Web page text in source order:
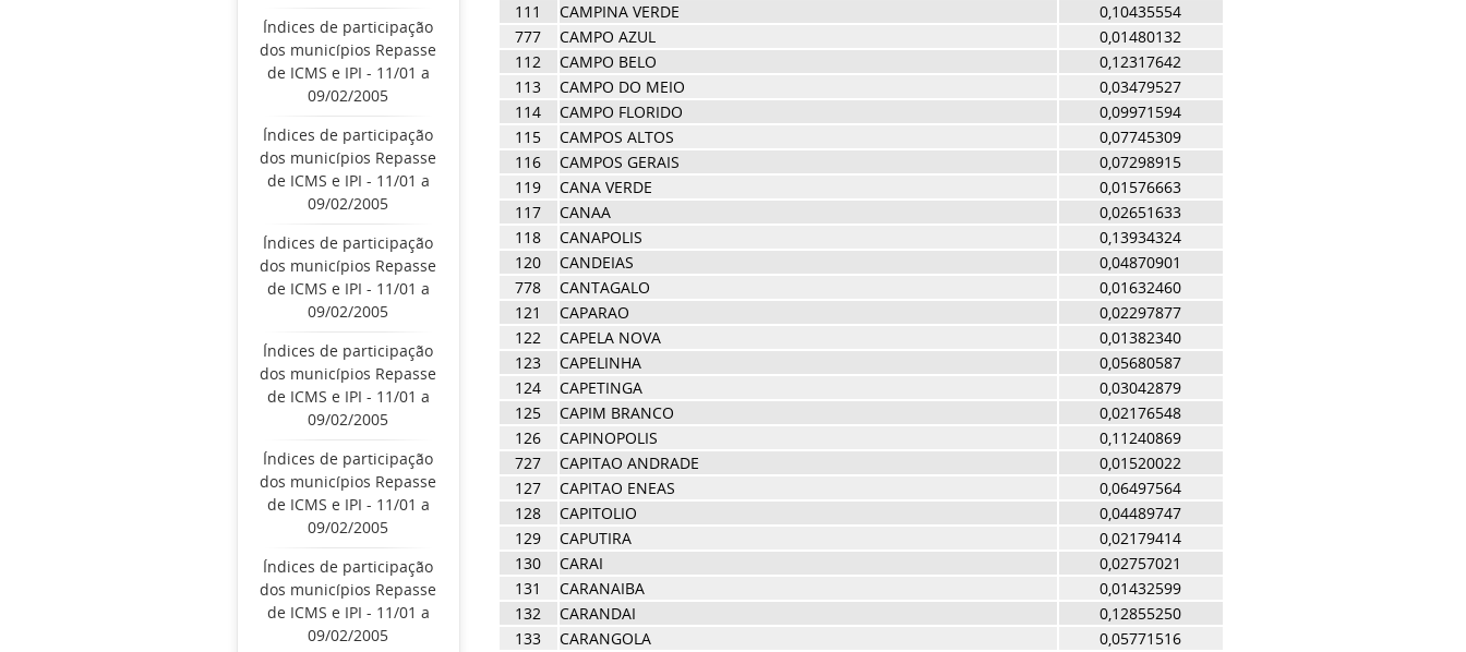
Índices de participação
dos municípios Repasse
de ICMS e IPI - 11/01 a
09/02/2005
Índices de participação
dos municípios Repasse
de ICMS e IPI - 11/01 a
09/02/2005
Índices de participação
dos municípios Repasse
de ICMS e IPI - 11/01 a
09/02/2005
Índices de participação
dos municípios Repasse
de ICMS e IPI - 11/01 a
09/02/2005
Índices de participação
dos municípios Repasse
de ICMS e IPI - 11/01 a
09/02/2005
Índices de participação
dos municípios Repasse
de ICMS e IPI - 11/01 a
09/02/2005
111
CAMPINA VERDE
0,10435554
777
CAMPO AZUL
0,01480132
112
CAMPO BELO
0,12317642
113
CAMPO DO MEIO
0,03479527
114
CAMPO FLORIDO
0,09971594
115
CAMPOS ALTOS
0,07745309
116
CAMPOS GERAIS
0,07298915
119
CANA VERDE
0,01576663
117
CANAA
0,02651633
118
CANAPOLIS
0,13934324
120
CANDEIAS
0,04870901
778
CANTAGALO
0,01632460
121
CAPARAO
0,02297877
122
CAPELA NOVA
0,01382340
123
CAPELINHA
0,05680587
124
CAPETINGA
0,03042879
125
CAPIM BRANCO
0,02176548
126
CAPINOPOLIS
0,11240869
727
CAPITAO ANDRADE
0,01520022
127
CAPITAO ENEAS
0,06497564
128
CAPITOLIO
0,04489747
129
CAPUTIRA
0,02179414
130
CARAI
0,02757021
131
CARANAIBA
0,01432599
132
CARANDAI
0,12855250
133
CARANGOLA
0,05771516